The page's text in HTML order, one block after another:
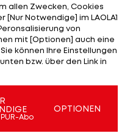
gegen PL-
startet
League
allen Zwecken, Cookies
Notwendige] im LAOLA1
von
mit [Optionen] auch eine
können Ihre Einstellungen
bzw. über den Link in
Abo
OPTIONEN